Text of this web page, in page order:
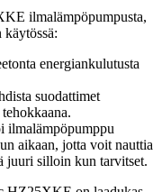
ilmalämpöpumpusta,
energiankulutusta
suodattimet
ilmalämpöpumppu
aikaan, jotta voit nauttia
juuri silloin kun tarvitset.